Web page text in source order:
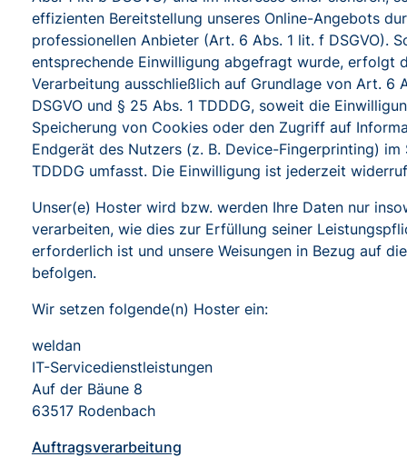
effizienten Bereitstellung unseres Online-Angebots
professionellen Anbieter (Art. 6 Abs. 1 lit. f DSGVO).
entsprechende Einwilligung abgefragt wurde, erfolgt
Verarbeitung ausschließlich auf Grundlage von Art. 6
DSGVO und § 25 Abs. 1 TDDDG, soweit die
Speicherung von Cookies oder den Zugriff auf
Endgerät des Nutzers (z. B. Device-Fingerprinting) im
TDDDG umfasst. Die Einwilligung ist jederzeit
Unser(e) Hoster wird bzw. werden Ihre Daten nur
verarbeiten, wie dies zur Erfüllung seiner
erforderlich ist und unsere Weisungen in Bezug auf
befolgen.
Wir setzen folgende(n) Hoster ein:
weldan
IT-Servicedienstleistungen
Auf der Bäune 8
63517 Rodenbach
Auftragsverarbeitung